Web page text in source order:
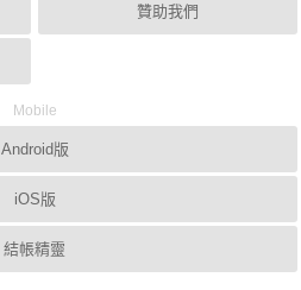
贊助我們
Mobile
Android版
iOS版
結帳精靈